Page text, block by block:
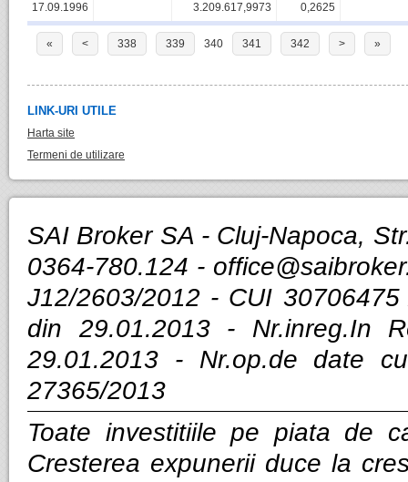
17.09.1996 3.209.617,9973 0,2625
« < 338 339 340 341 342 > »
LINK-URI UTILE
Harta site
Termeni de utilizare
SAI Broker SA - Cluj-Napoca,
0364-780.124 -
J12/2603/2012 - CUI
din 29.01.2013 - Nr.inreg.In
29.01.2013 - Nr.op.de date
27365/2013
Toate investitiile pe piata de
Cresterea expunerii duce la